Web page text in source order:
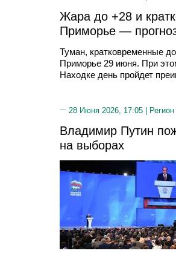
Жара до +28 и
Приморье —
Туман, кратковременные
Приморье 29 июня. При
Находке день пройдет
28 Июня 2026, 17:05 |
Владимир Путин
на выборах